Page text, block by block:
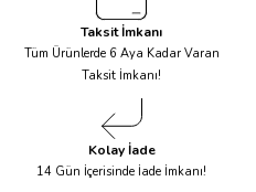
Taksit İmkanı
Tüm Ürünlerde 6 Aya Kadar Varan
Taksit İmkanı!
Kolay İade
14 Gün İçerisinde İade İmkanı!